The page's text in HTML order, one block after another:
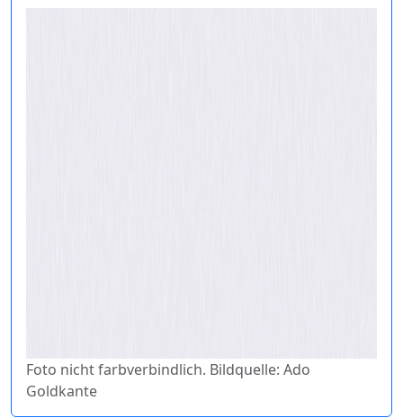
Foto nicht farbverbindlich. Bildquelle: Ado
Goldkante